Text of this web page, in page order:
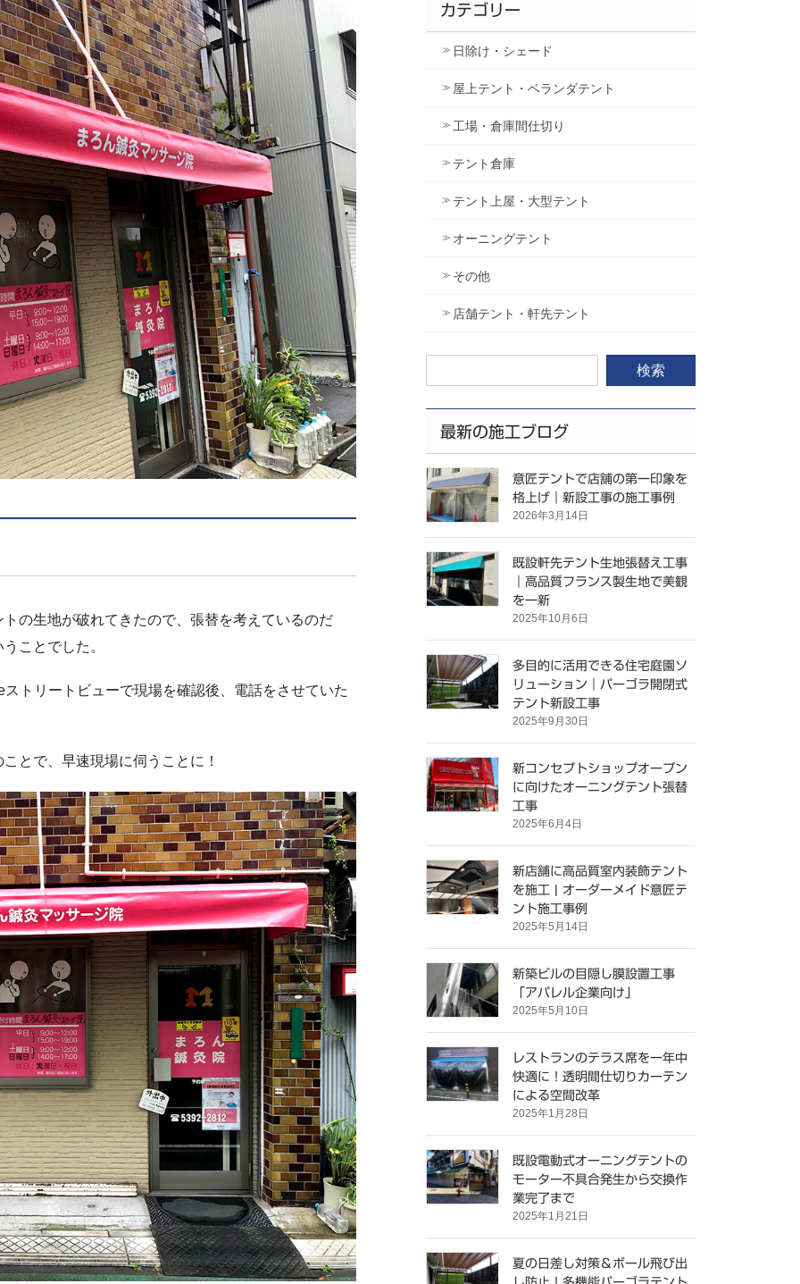
の生地が破れてきたので、張替を考えているのだ
ことでした。
トリートビューで現場を確認後、電話をさせていた
とで、早速現場に伺うことに！
カテゴリー
日除け・シェード
屋上テント・ベランダテント
工場・倉庫間仕切り
テント倉庫
テント上屋・大型テント
オーニングテント
その他
店舗テント・軒先テント
索:
最新の施工ブログ
意匠テントで店舗の第一印象を
格上げ｜新設工事の施工事例
2026年3月14日
既設軒先テント生地張替え工事
｜高品質フランス製生地で美観
を一新
2025年10月6日
多目的に活用できる住宅庭園ソ
リューション｜パーゴラ開閉式
テント新設工事
2025年9月30日
新コンセプトショップオープン
に向けたオーニングテント張替
工事
2025年6月4日
新店舗に高品質室内装飾テント
を施工 | オーダーメイド意匠テ
ント施工事例
2025年5月14日
新築ビルの目隠し膜設置工事
「アパレル企業向け」
2025年5月10日
レストランのテラス席を一年中
快適に！透明間仕切りカーテン
による空間改革
2025年1月28日
既設電動式オーニングテントの
モーター不具合発生から交換作
業完了まで
2025年1月21日
夏の日差し対策＆ボール飛び出